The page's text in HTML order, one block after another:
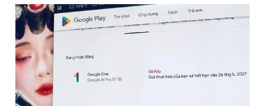
Phó tổng biên tập: Trần Việt Hưng
Tổng thư ký tòa soạn: Đức Trung
Giấy phép xuất bản số 110/GP - BTTTT cấp ngày 24.3.2020
© 2003-2026 Bản quyền thuộc về Báo Thanh Niên. Cấm sao
chép dưới mọi hình thức nếu không có sự chấp thuận bằng văn
bản. Phát triển bởi ePi Technologies, JSC.